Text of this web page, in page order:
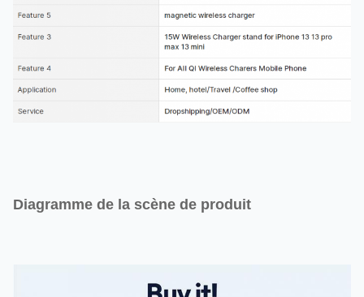
Diagramme de la scène de produit